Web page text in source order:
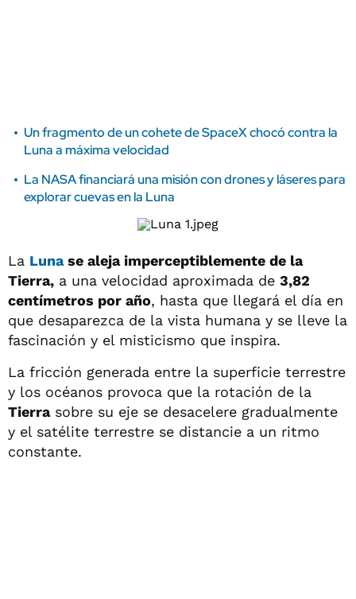
Un fragmento de un cohete de SpaceX chocó contra la
Luna a máxima velocidad
La NASA financiará una misión con drones y láseres para
explorar cuevas en la Luna
La Lunase aleja imperceptiblemente de la
Tierra, a una velocidad aproximada de 3,82
centímetros por año, hasta que llegará el día en
que desaparezca de la vista humana y se lleve la
fascinación y el misticismo que inspira.
La fricción generada entre la superficie terrestre
y los océanos provoca que la rotación de la
Tierrasobre su eje se desacelere gradualmente
y el satélite terrestre se distancie a un ritmo
constante.